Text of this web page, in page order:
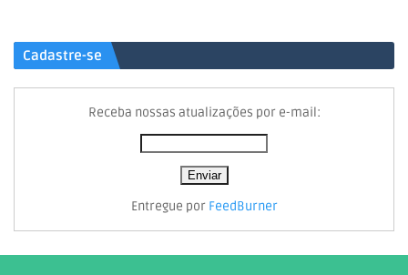
Cadastre-se
Receba nossas atualizações por e-mail:
Entregue por FeedBurner